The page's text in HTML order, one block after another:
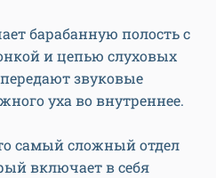
барабанную полость с
и цепью слуховых
звуковые
уха во внутреннее.
самый сложный отдел
включает в себя